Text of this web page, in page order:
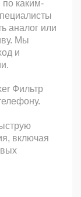
по каким-
аналог или
Мы
и
Фильтр
включая